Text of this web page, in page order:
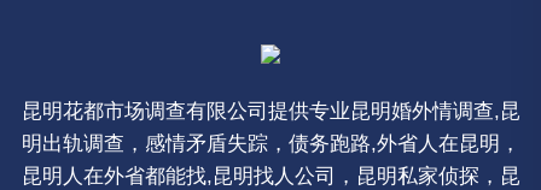
昆明花都市场调查有限公司提供专业昆明婚外情调查,昆
明出轨调查，感情矛盾失踪，债务跑路,外省人在昆明，
昆明人在外省都能找,昆明找人公司，昆明私家侦探，昆